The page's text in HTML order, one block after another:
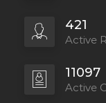
421
Active
11097
Active